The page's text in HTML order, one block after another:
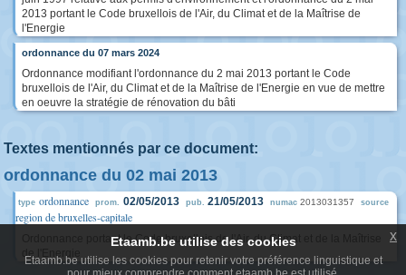
2013 portant le Code bruxellois de l'Air, du Climat et de la Maîtrise de
l'Energie
ordonnance du 07 mars 2024
Ordonnance modifiant l'ordonnance du 2 mai 2013 portant le Code
bruxellois de l'Air, du Climat et de la Maîtrise de l'Energie en vue de mettre
en oeuvre la stratégie de rénovation du bâti
Textes mentionnés par ce document:
ordonnance du 02 mai 2013
type ordonnance prom. 02/05/2013 pub. 21/05/2013 numac 2013031357 source
region de bruxelles-capitale
Ordonnance portant le Code bruxellois de l'Air, du Climat et de la Maîtrise
de l'Energie
Etaamb.be utilise des cookies
Etaamb.be utilise les cookies pour retenir votre préférence linguistique et
x